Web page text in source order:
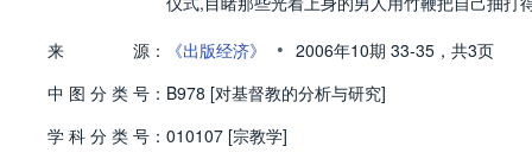
来
源： 《出版经济》 • 2006年10期 33-35， 共3页
中 图 分 类 号： B978 [对基督教的分析与研究]
学 科 分 类 号： 010107 [宗教学]